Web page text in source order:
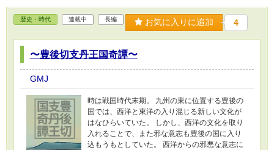
歴史・時代 連載中 長編 お気に入りに追加 4
〜豊後切支丹王国奇譚〜
GMJ
時は戦国時代末期。 九州の東に位置する豊後の
国では、西洋と東洋の入り混じる新しい文化が
はなひらいていた。 しかし、西洋の文化を取り
入れることで、また邪な意志も豊後の国に入り
込もうもとしていた。 西洋からの邪悪な意志に